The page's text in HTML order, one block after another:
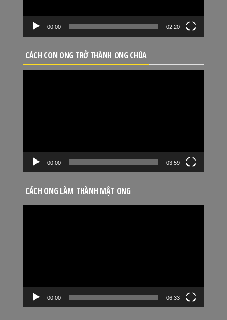
00:00 02:20
CÁCH CON ONG TRỞ THÀNH ONG CHÚA
00:00 03:59
CÁCH ONG LÀM THÀNH MẬT ONG
00:00 06:33